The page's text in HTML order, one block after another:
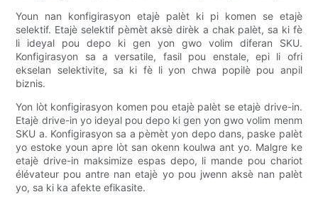
Youn nan konfigirasyon etajè palèt ki pi komen se etajè
selektif. Etajè selektif pèmèt aksè dirèk a chak palèt, sa ki fè
li ideyal pou depo ki gen yon gwo volim diferan SKU.
Konfigirasyon sa a versatile, fasil pou enstale, epi li ofri
ekselan selektivite, sa ki fè li yon chwa popilè pou anpil
biznis.
Yon lòt konfigirasyon komen pou etajè palèt se etajè drive-in.
Etajè drive-in yo ideyal pou depo ki gen yon gwo volim menm
SKU a. Konfigirasyon sa a pèmèt yon depo dans, paske palèt
yo estoke youn apre lòt san okenn koulwa ant yo. Malgre ke
etajè drive-in maksimize espas depo, li mande pou chariot
élévateur pou antre nan etajè yo pou jwenn aksè nan palèt
yo, sa ki ka afekte efikasite.